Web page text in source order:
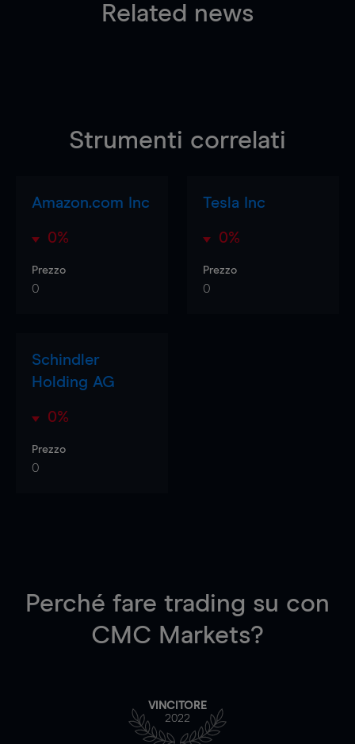
Related news
Strumenti correlati
Amazon.com Inc
0%
Prezzo
0
Tesla Inc
0%
Prezzo
0
Schindler
Holding AG
0%
Prezzo
0
Perché fare trading su con
CMC Markets?
VINCITORE
2022